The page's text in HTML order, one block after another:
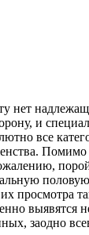
нет
и
все
просмотра
выявятся
заодно